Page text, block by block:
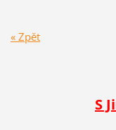
« Zpět
S